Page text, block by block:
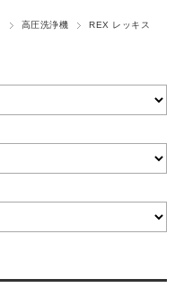
高圧洗浄機
REX レッキス